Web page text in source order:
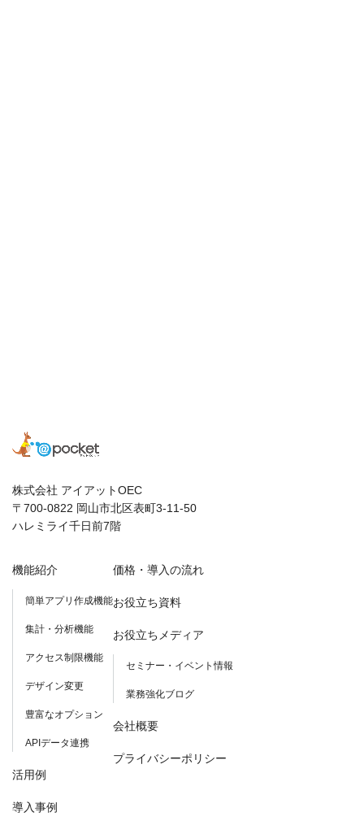
株式会社 アイアットOEC
〒700-0822 岡山市北区表町3-11-50
ハレミライ千日前7階
機能紹介
簡単アプリ作成機能
集計・分析機能
アクセス制限機能
デザイン変更
豊富なオプション
APIデータ連携
活用例
導入事例
価格・導入の流れ
お役立ち資料
お役立ちメディア
セミナー・イベント情報
業務強化ブログ
会社概要
プライバシーポリシー